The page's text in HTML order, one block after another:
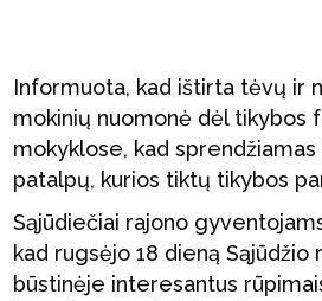
Informuota, kad ištirta tėvų ir
mokinių nuomonė dėl tikybos
mokyklose, kad
patalpų, kurios tiktų tikybos
Sąjūdiečiai rajono
kad rugsėjo 18 dieną Sąjūdžio
būstinėje interesantus